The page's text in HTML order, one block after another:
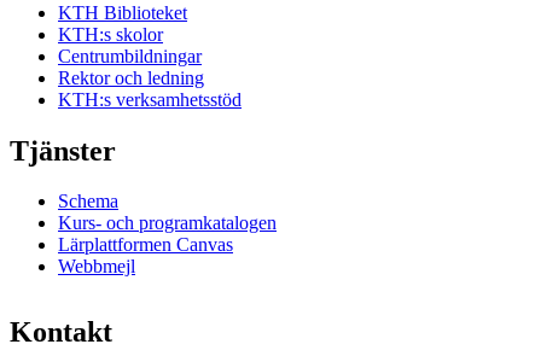
KTH Biblioteket
KTH:s skolor
Centrumbildningar
Rektor och ledning
KTH:s verksamhetsstöd
Tjänster
Schema
Kurs- och programkatalogen
Lärplattformen Canvas
Webbmejl
Kontakt